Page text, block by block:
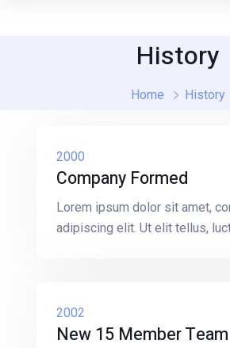
History
Home History
2000
Company Formed
Lorem ipsum dolor sit amet,
adipiscing elit. Ut elit tellus,
2002
New 15 Member Team